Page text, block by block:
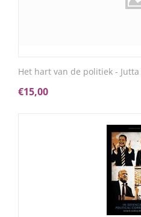
Het hart van de politiek - Jutta
€15,00